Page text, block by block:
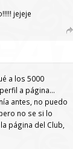
jejeje
a los 5000
a página…
antes, no puedo
no se si lo
página del Club,